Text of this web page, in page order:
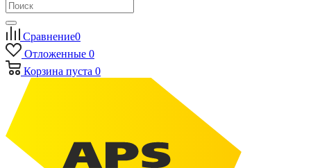
Сравнение0
Отложенные 0
Корзина пуста 0